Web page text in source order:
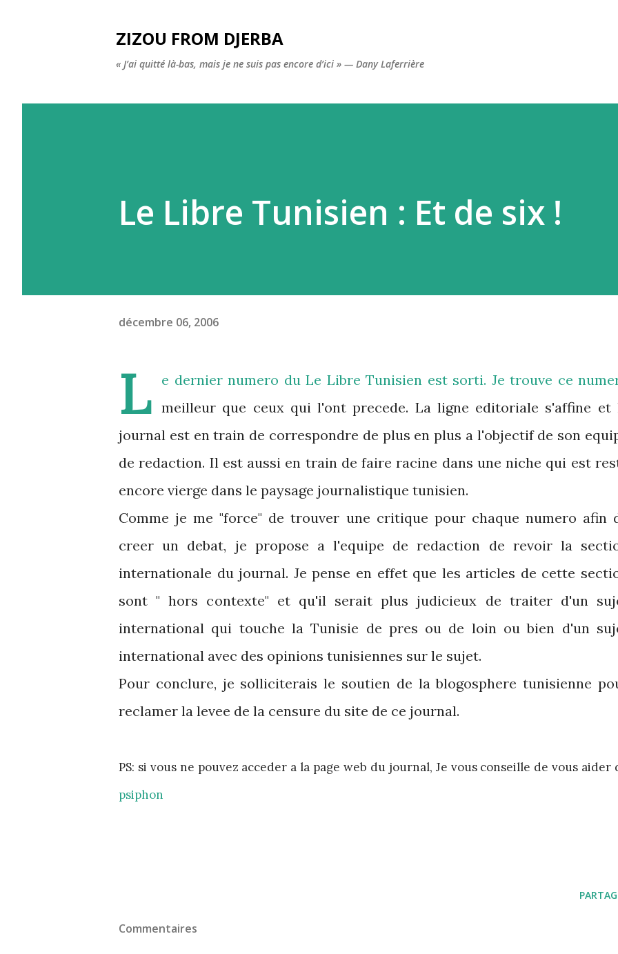
ZIZOU FROM DJERBA
« J’ai quitté là-bas, mais je ne suis pas encore d’ici » — Dany Laferrière
Le Libre Tunisien : Et de six !
décembre 06, 2006
L e dernier numero du Le Libre Tunisien est sorti. Je trouve ce
meilleur que ceux qui l'ont precede. La ligne editoriale s'affine et
journal est en train de correspondre de plus en plus a l'objectif de son
de redaction. Il est aussi en train de faire racine dans une niche qui est
encore vierge dans le paysage journalistique tunisien.
Comme je me "force" de trouver une critique pour chaque numero afin
creer un debat, je propose a l'equipe de redaction de revoir la
internationale du journal. Je pense en effet que les articles de cette
sont " hors contexte" et qu'il serait plus judicieux de traiter d'un
international qui touche la Tunisie de pres ou de loin ou bien d'un
international avec des opinions tunisiennes sur le sujet.
Pour conclure, je solliciterais le soutien de la blogosphere tunisienne
reclamer la levee de la censure du site de ce journal.
PS: si vous ne pouvez acceder a la page web du journal, Je vous conseille de vous aider
psiphon
Commentaires